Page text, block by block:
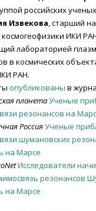
российских
Извекова, старший
ИКИ
лабораторией
в космических
РАН.
опубликованы в
планетаУченые
резонансов на
РоссияУченые
шумановских
на Марсе
Исследователи
резонансов
на Марсе